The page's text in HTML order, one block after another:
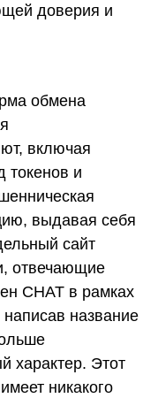
доверия и
обмена
включая
токенов и
выдавая себя
сайт
отвечающие
CHAT в рамках
название
характер. Этот
никакого